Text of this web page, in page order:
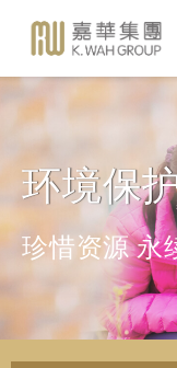
环境保
珍惜资源 永